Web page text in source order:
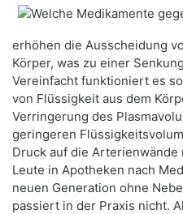
erhöhen die Ausscheidung
Körper, was zu einer
Vereinfacht funktioniert es
von Flüssigkeit aus dem
Verringerung des
geringeren
Druck auf die Arterienwände
Leute in Apotheken nach
neuen Generation ohne
passiert in der Praxis nicht.